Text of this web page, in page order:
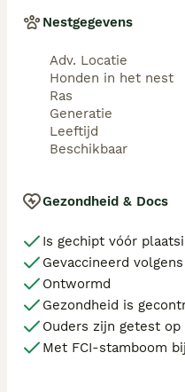
Beide ouders zijn
oogafwijkingen.
Mocht u graag meer
contact opnemen.
Nestgegevens
Adv. Locatie
Honden in het nest
Ras
Generatie
Leeftijd
Beschikbaar
Gezondheid & Docs
Is gechipt vóór
Gevaccineerd
Ontwormd
Gezondheid is
Ouders zijn getest op
Met FCI-stamboom